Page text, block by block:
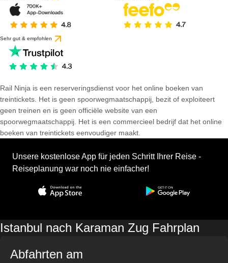
Sehr gut & empfohlen
Rail Ninja is een reserveringsdienst voor het online boeken van
treintickets. Het is geen spoorwegmaatschappij, bezit of exploiteert
geen treinen en is geen officiële website van een
spoorwegmaatschappij. Het is een commercieel bedrijf dat het online
boeken van treintickets eenvoudiger maakt.
Unsere kostenlose App für jeden Schritt Ihrer Reise -
Reiseplanung war noch nie einfacher!
Istanbul nach Karaman Zug Fahrplan
Abfahrten am